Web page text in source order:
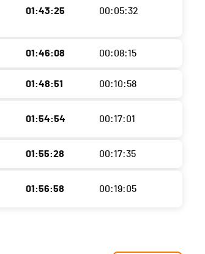
01:43:25 00:05:32
01:46:08 00:08:15
01:48:51 00:10:58
01:54:54 00:17:01
01:55:28 00:17:35
01:56:58 00:19:05